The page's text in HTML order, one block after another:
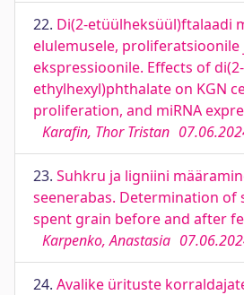
22. Di(2-etüülheksüül)ftalaadi
elulemusele, proliferatsioonile
ekspressioonile. Effects of di(2-
ethylhexyl)phthalate on KGN
proliferation, and miRNA
Karafin, Thor Tristan
23. Suhkru ja ligniini
seenerabas. Determination of
spent grain before and after
Karpenko, Anastasia
24. Avalike ürituste